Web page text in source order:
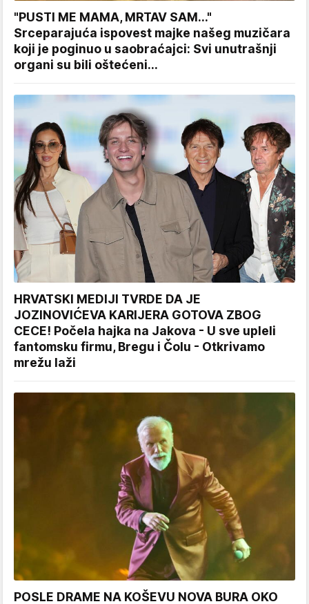
"PUSTI ME MAMA, MRTAV SAM..."
Srceparajuća ispovest majke našeg muzičara
koji je poginuo u saobraćajci: Svi unutrašnji
organi su bili oštećeni...
HRVATSKI MEDIJI TVRDE DA JE
JOZINOVIĆEVA KARIJERA GOTOVA ZBOG
CECE! Počela hajka na Jakova - U sve upleli
fantomsku firmu, Bregu i Čolu - Otkrivamo
mrežu laži
POSLE DRAME NA KOŠEVU NOVA BURA OKO